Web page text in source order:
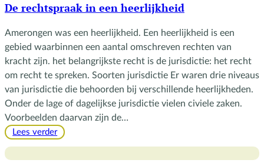
De rechtspraak in een heerlijkheid
Amerongen was een heerlijkheid. Een heerlijkheid is een
gebied waarbinnen een aantal omschreven rechten van
kracht zijn. het belangrijkste recht is de jurisdictie: het recht
om recht te spreken. Soorten jurisdictie Er waren drie niveaus
van jurisdictie die behoorden bij verschillende heerlijkheden.
Onder de lage of dagelijkse jurisdictie vielen civiele zaken.
Voorbeelden daarvan zijn de…
Lees verder: